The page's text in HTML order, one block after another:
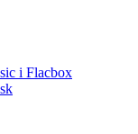
i Flacbox